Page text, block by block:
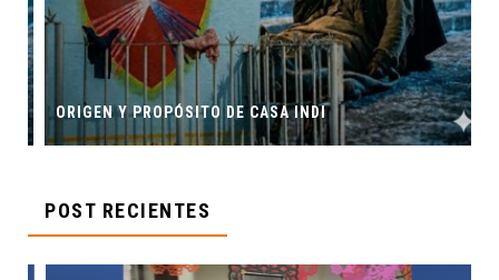
ORIGEN Y PROPÓSITO DE CASA INDI
POST RECIENTES